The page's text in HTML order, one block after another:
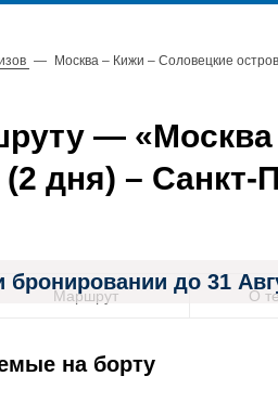
— Москва – Кижи – Соловецкие
— «Москва
дня) – Санкт-
бронировании до 31
Маршрут О
на борту